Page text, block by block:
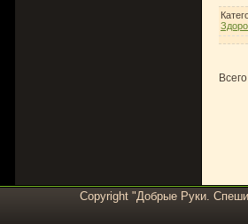
Copyright "Добрые Руки.